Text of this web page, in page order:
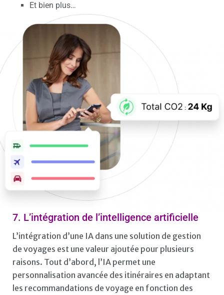
Et bien plus…
7. L’intégration de l’intelligence artificielle
L’intégration d’une IA dans une solution de gestion
de voyages est une valeur ajoutée pour plusieurs
raisons. Tout d’abord, l’IA permet une
personnalisation avancée des itinéraires en adaptant
les recommandations de voyage en fonction des